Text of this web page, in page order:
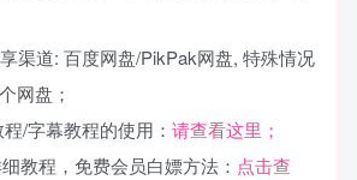
渠道: 百度网盘/PikPak网盘, 特殊情况
网盘；
/字幕教程的使用： 请查看这里；
教程，免费会员白嫖方法： 点击查